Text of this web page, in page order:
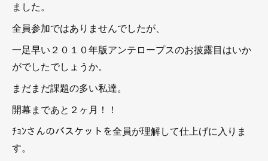
ました。
全員参加ではありませんでしたが、
一足早い２０１０年版アンテロープスのお披露目はいか
がでしたでしょうか。
まだまだ課題の多い私達。
開幕まであと２ヶ月！！
ﾁｮﾝさんのバスケットを全員が理解して仕上げに入りま
す。